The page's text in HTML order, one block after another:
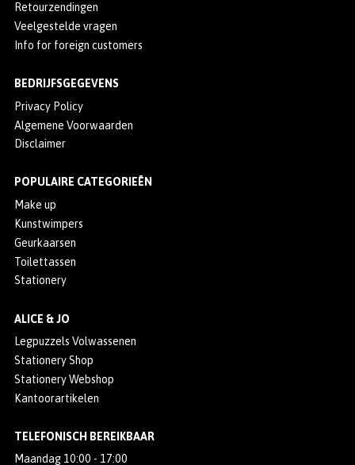
Retourzendingen
Veelgestelde vragen
Info for foreign customers
BEDRIJFSGEGEVENS
Privacy Policy
Algemene Voorwaarden
Disclaimer
POPULAIRE CATEGORIEËN
Make up
Kunstwimpers
Geurkaarsen
Toilettassen
Stationery
ALICE & JO
Legpuzzels Volwassenen
Stationery Shop
Stationery Webshop
Kantoorartikelen
TELEFONISCH BEREIKBAAR
Maandag 10:00 - 17:00